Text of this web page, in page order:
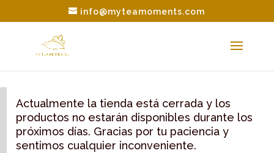
info@myteamoments.com
Actualmente la tienda está cerrada y los
productos no estarán disponibles durante los
próximos días. Gracias por tu paciencia y
sentimos cualquier inconveniente.